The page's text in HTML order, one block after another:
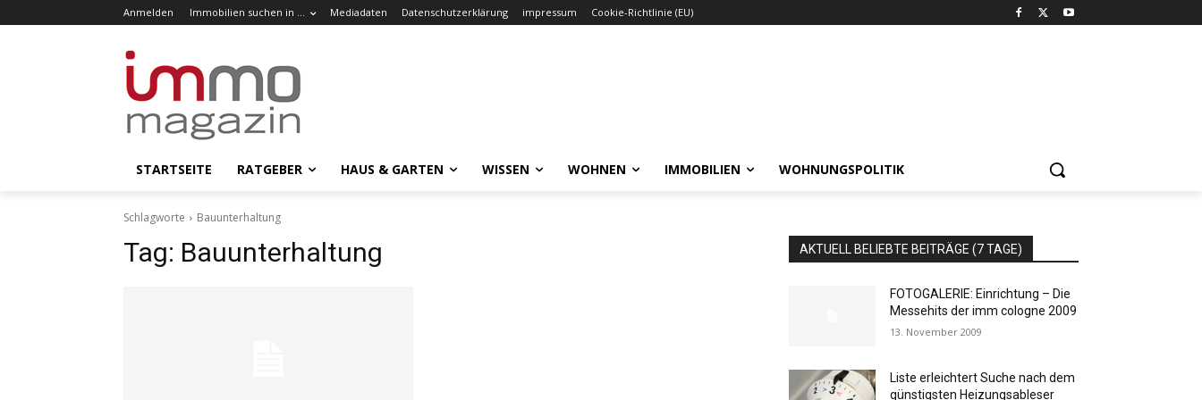
Anmelden Immobilien suchen in … Mediadaten Datenschutzerklärung impressum Cookie-Richtlinie (EU)
STARTSEITE RATGEBER HAUS & GARTEN WISSEN WOHNEN IMMOBILIEN WOHNUNGSPOLITIK
Schlagworte Bauunterhaltung
Tag: Bauunterhaltung AKTUELL BELIEBTE BEITRÄGE (7 TAGE)
FOTOGALERIE: Einrichtung – Die
Messehits der imm cologne 2009
13. November 2009
Liste erleichtert Suche nach dem
günstigsten Heizungsableser